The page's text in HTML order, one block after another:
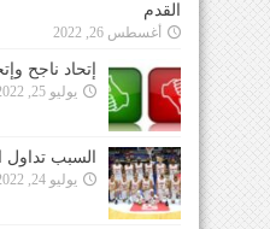
القدم
أغسطس 26, 2022
إتحاد ناجح
يوليو 25, 2022
السبب تداول
يوليو 24, 2022